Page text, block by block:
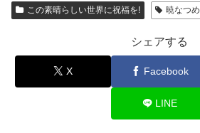
この素晴らしい世界に祝福を! 暁なつめ
シェアする
X Facebook
LINE